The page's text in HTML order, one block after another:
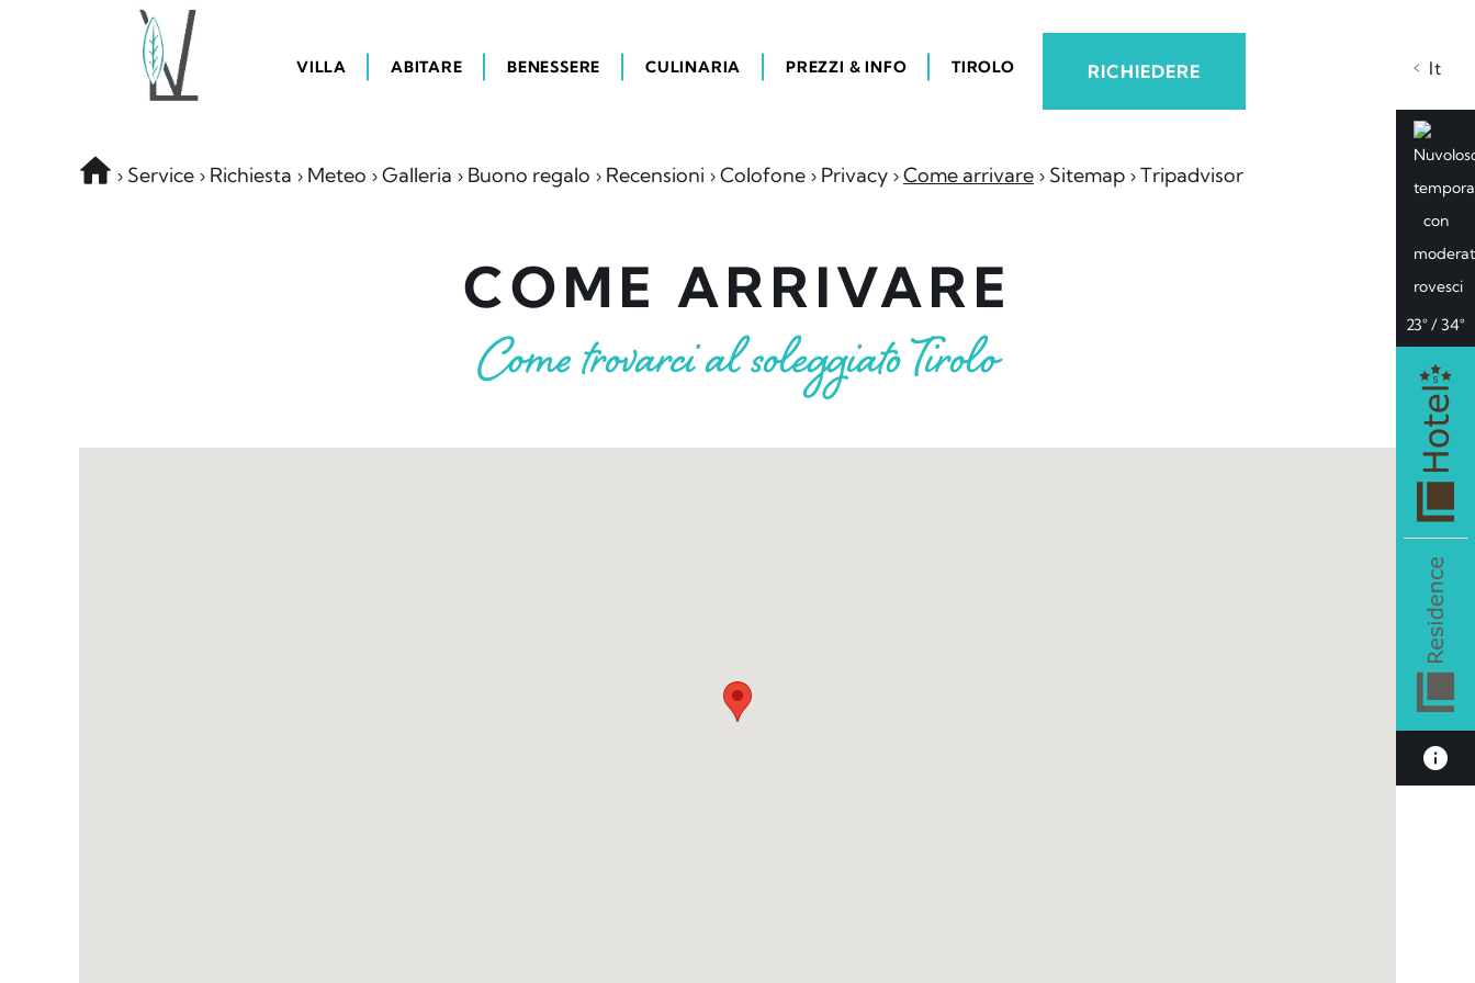
VILLA ABITARE BENESSERE CULINARIA PREZZI & INFO TIROLO RICHIEDERE It
23° / 34°
Service Richiesta Meteo Galleria Buono regalo Recensioni Colofone Privacy Come arrivare Sitemap Tripadvisor
COME ARRIVARE
Come trovarci al soleggiato Tirolo